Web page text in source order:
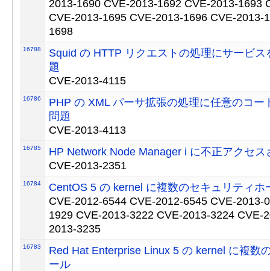
2013-1690 CVE-2013-1692 CVE-2013-1693
CVE-2013-1695 CVE-2013-1696 CVE-2013-
1698
16788
Squid の HTTP リクエストの処理にサービス
題
CVE-2013-4115
16786
PHP の XML パーサ拡張の処理に任意のコー
問題
CVE-2013-4113
16785
HP Network Node Manager i に不正アクセス
CVE-2013-2351
16784
CentOS 5 の kernel に複数のセキュリティホ
CVE-2012-6544 CVE-2012-6545 CVE-2013-
1929 CVE-2013-3222 CVE-2013-3224 CVE-
2013-3235
16783
Red Hat Enterprise Linux 5 の kernel に複数
ール